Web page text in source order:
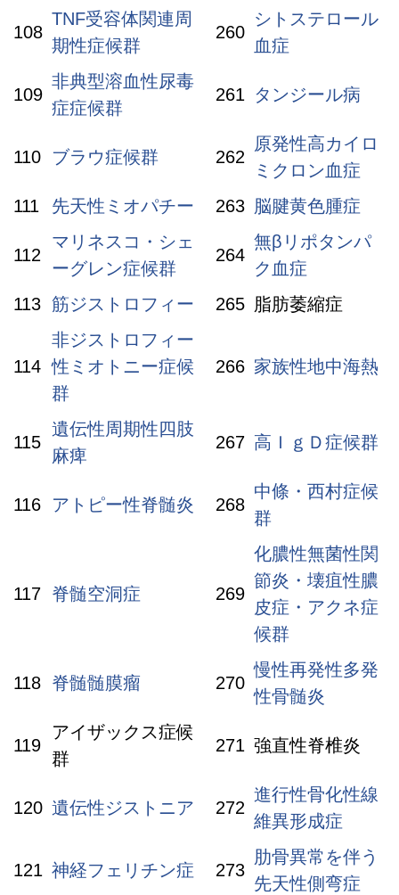
108
TNF受容体関連周
期性症候群
260
シトステロール
血症
109
非典型溶血性尿毒
症症候群
261 タンジール病
110 ブラウ症候群 262
原発性高カイロ
ミクロン血症
111
先天性ミオパチー 263 脳腱黄色腫症
112
マリネスコ・シェ
ーグレン症候群
264
無βリポタンパ
ク血症
113 筋ジストロフィー 265 脂肪萎縮症
114
非ジストロフィー
性ミオトニー症候
群
266 家族性地中海熱
115
遺伝性周期性四肢
麻痺
267 高ＩｇＤ症候群
116 アトピー性脊髄炎 268
中條・西村症候
群
117 脊髄空洞症 269
化膿性無菌性関
節炎・壊疽性膿
皮症・アクネ症
候群
118 脊髄髄膜瘤 270
慢性再発性多発
性骨髄炎
119
アイザックス症候
群
271 強直性脊椎炎
120 遺伝性ジストニア 272
進行性骨化性線
維異形成症
121 神経フェリチン症 273
肋骨異常を伴う
先天性側弯症